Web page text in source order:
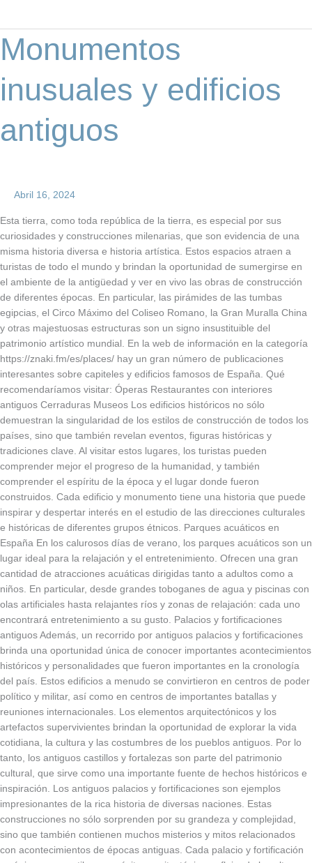
Monumentos
inusuales y edificios
antiguos
Abril 16, 2024
Esta tierra, como toda república de la tierra, es especial por sus
curiosidades y construcciones milenarias, que son evidencia de una
misma historia diversa e historia artística. Estos espacios atraen a
turistas de todo el mundo y brindan la oportunidad de sumergirse en
el ambiente de la antigüedad y ver en vivo las obras de construcción
de diferentes épocas. En particular, las pirámides de las tumbas
egipcias, el Circo Máximo del Coliseo Romano, la Gran Muralla China
y otras majestuosas estructuras son un signo insustituible del
patrimonio artístico mundial. En la web de información en la categoría
https://znaki.fm/es/places/ hay un gran número de publicaciones
interesantes sobre capiteles y edificios famosos de España. Qué
recomendaríamos visitar: Óperas Restaurantes con interiores
antiguos Cerraduras Museos Los edificios históricos no sólo
demuestran la singularidad de los estilos de construcción de todos los
países, sino que también revelan eventos, figuras históricas y
tradiciones clave. Al visitar estos lugares, los turistas pueden
comprender mejor el progreso de la humanidad, y también
comprender el espíritu de la época y el lugar donde fueron
construidos. Cada edificio y monumento tiene una historia que puede
inspirar y despertar interés en el estudio de las direcciones culturales
e históricas de diferentes grupos étnicos. Parques acuáticos en
España En los calurosos días de verano, los parques acuáticos son un
lugar ideal para la relajación y el entretenimiento. Ofrecen una gran
cantidad de atracciones acuáticas dirigidas tanto a adultos como a
niños. En particular, desde grandes toboganes de agua y piscinas con
olas artificiales hasta relajantes ríos y zonas de relajación: cada uno
encontrará entretenimiento a su gusto. Palacios y fortificaciones
antiguos Además, un recorrido por antiguos palacios y fortificaciones
brinda una oportunidad única de conocer importantes acontecimientos
históricos y personalidades que fueron importantes en la cronología
del país. Estos edificios a menudo se convirtieron en centros de poder
político y militar, así como en centros de importantes batallas y
reuniones internacionales. Los elementos arquitectónicos y los
artefactos supervivientes brindan la oportunidad de explorar la vida
cotidiana, la cultura y las costumbres de los pueblos antiguos. Por lo
tanto, los antiguos castillos y fortalezas son parte del patrimonio
cultural, que sirve como una importante fuente de hechos históricos e
inspiración. Los antiguos palacios y fortificaciones son ejemplos
impresionantes de la rica historia de diversas naciones. Estas
construcciones no sólo sorprenden por su grandeza y complejidad,
sino que también contienen muchos misterios y mitos relacionados
con acontecimientos de épocas antiguas. Cada palacio y fortificación
inusuales
edificios
antiguos